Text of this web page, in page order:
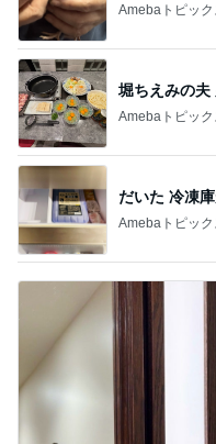
Amebaトピック
堀ちえみの夫
Amebaトピック
だいた 冷凍
Amebaトピック